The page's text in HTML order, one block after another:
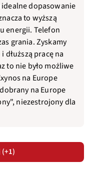
dopasowanie
to wyższą
energii. Telefon
grania. Zyskamy
dłuższą pracę na
to nie było możliwe
na Europe
na Europe
niezestrojony dla